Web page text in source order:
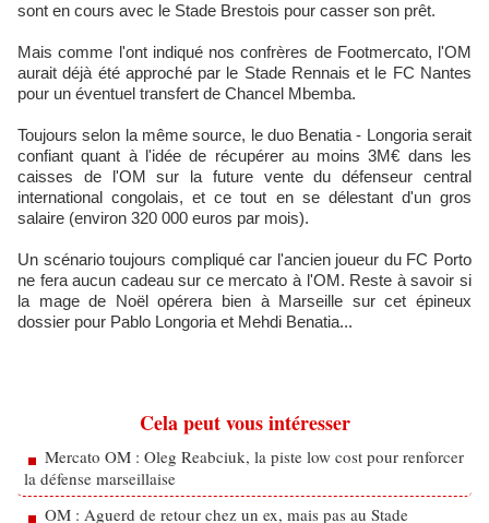
sont en cours avec le Stade Brestois pour casser son prêt.
Mais comme l'ont indiqué nos confrères de Footmercato, l'OM
aurait déjà été approché par le Stade Rennais et le FC Nantes
pour un éventuel transfert de Chancel Mbemba.
Toujours selon la même source, le duo Benatia - Longoria serait
confiant quant à l'idée de récupérer au moins 3M€ dans les
caisses de l'OM sur la future vente du défenseur central
international congolais, et ce tout en se délestant d'un gros
salaire (environ 320 000 euros par mois).
Un scénario toujours compliqué car l'ancien joueur du FC Porto
ne fera aucun cadeau sur ce mercato à l'OM. Reste à savoir si
la mage de Noël opérera bien à Marseille sur cet épineux
dossier pour Pablo Longoria et Mehdi Benatia...
Cela peut vous intéresser
Mercato OM : Oleg Reabciuk, la piste low cost pour renforcer
la défense marseillaise
OM : Aguerd de retour chez un ex, mais pas au Stade